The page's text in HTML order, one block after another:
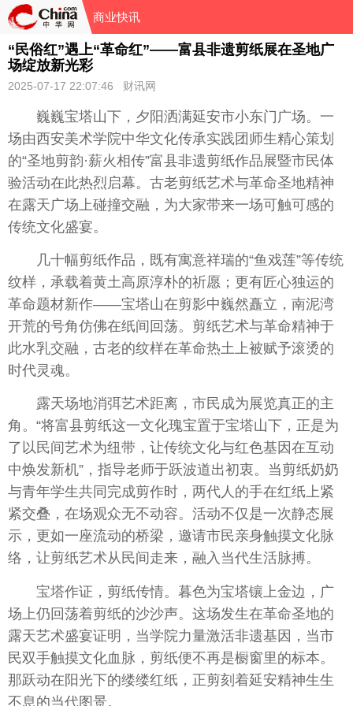
商业快讯
“民俗红”遇上“革命红”——富县非遗剪纸展在圣地广
场绽放新光彩
2025-07-17 22:07:46 财讯网
巍巍宝塔山下，夕阳洒满延安市小东门广场。一
场由西安美术学院中华文化传承实践团师生精心策划
的“圣地剪韵·薪火相传”富县非遗剪纸作品展暨市民体
验活动在此热烈启幕。古老剪纸艺术与革命圣地精神
在露天广场上碰撞交融，为大家带来一场可触可感的
传统文化盛宴。
几十幅剪纸作品，既有寓意祥瑞的“鱼戏莲”等传统
纹样，承载着黄土高原淳朴的祈愿；更有匠心独运的
革命题材新作——宝塔山在剪影中巍然矗立，南泥湾
开荒的号角仿佛在纸间回荡。剪纸艺术与革命精神于
此水乳交融，古老的纹样在革命热土上被赋予滚烫的
时代灵魂。
露天场地消弭艺术距离，市民成为展览真正的主
角。“将富县剪纸这一文化瑰宝置于宝塔山下，正是为
了以民间艺术为纽带，让传统文化与红色基因在互动
中焕发新机”，指导老师于跃波道出初衷。当剪纸奶奶
与青年学生共同完成剪作时，两代人的手在红纸上紧
紧交叠，在场观众无不动容。活动不仅是一次静态展
示，更如一座流动的桥梁，邀请市民亲身触摸文化脉
络，让剪纸艺术从民间走来，融入当代生活脉搏。
宝塔作证，剪纸传情。暮色为宝塔镶上金边，广
场上仍回荡着剪纸的沙沙声。这场发生在革命圣地的
露天艺术盛宴证明，当学院力量激活非遗基因，当市
民双手触摸文化血脉，剪纸便不再是橱窗里的标本。
那跃动在阳光下的缕缕红纸，正剪刻着延安精神生生
不息的当代图景。